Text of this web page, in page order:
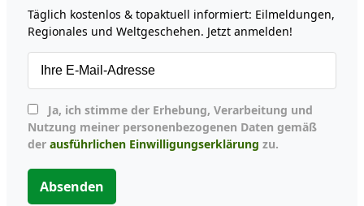
Täglich kostenlos & topaktuell informiert: Eilmeldungen,
Regionales und Weltgeschehen. Jetzt anmelden!
Nutzung meiner personenbezogenen Daten gemäß
der ausführlichen Einwilligungserklärung zu.
Absenden